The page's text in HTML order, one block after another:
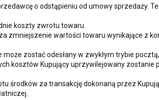
o odstąpieniu od umowy sprzedaży.
koszty zwrotu towaru.
zmniejszenie wartości towaru wynikające z
zostać odesłany w zwykłym trybie
kosztów Kupujący uprzywilejowany
środków za transakcję dokonaną przez